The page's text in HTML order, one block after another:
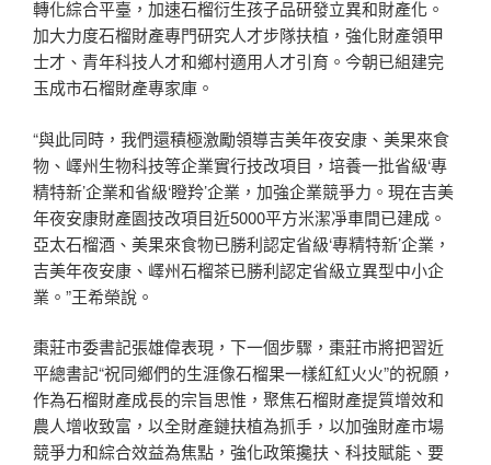
轉化綜合平臺，加速石榴衍生孩子品研發立異和財產化。
加大力度石榴財產專門研究人才步隊扶植，強化財產領甲
士才、青年科技人才和鄉村適用人才引育。今朝已組建完
玉成市石榴財產專家庫。
“與此同時，我們還積極激勵領導吉美年夜安康、美果來食
物、嶧州生物科技等企業實行技改項目，培養一批省級‘專
精特新’企業和省級‘瞪羚’企業，加強企業競爭力。現在吉美
年夜安康財產園技改項目近5000平方米潔凈車間已建成。
亞太石榴酒、美果來食物已勝利認定省級‘專精特新’企業，
吉美年夜安康、嶧州石榴茶已勝利認定省級立異型中小企
業。”王希榮說。
棗莊市委書記張雄偉表現，下一個步驟，棗莊市將把習近
平總書記“祝同鄉們的生涯像石榴果一樣紅紅火火”的祝願，
作為石榴財產成長的宗旨思惟，聚焦石榴財產提質增效和
農人增收致富，以全財產鏈扶植為抓手，以加強財產市場
競爭力和綜合效益為焦點，強化政策攙扶、科技賦能、要